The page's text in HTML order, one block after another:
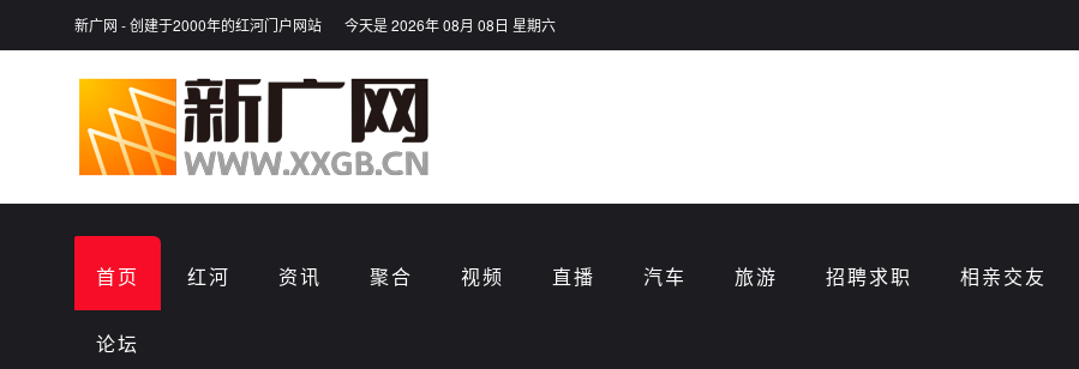
新广网 - 创建于2000年的红河门户网站 今天是 2026年 08月 08日 星期六
首页 红河 资讯 聚合 视频 直播 汽车 旅游 招聘求职 相亲交友
论坛